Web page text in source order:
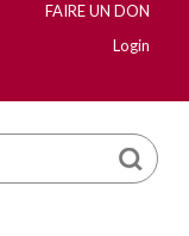
FAIRE UN DON
Login